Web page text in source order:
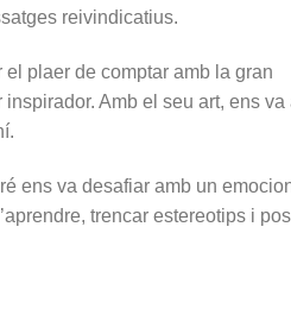
reivindicatius.
plaer de comptar amb la gran
Amb el seu art, ens
ens va desafiar amb un
trencar estereotips i